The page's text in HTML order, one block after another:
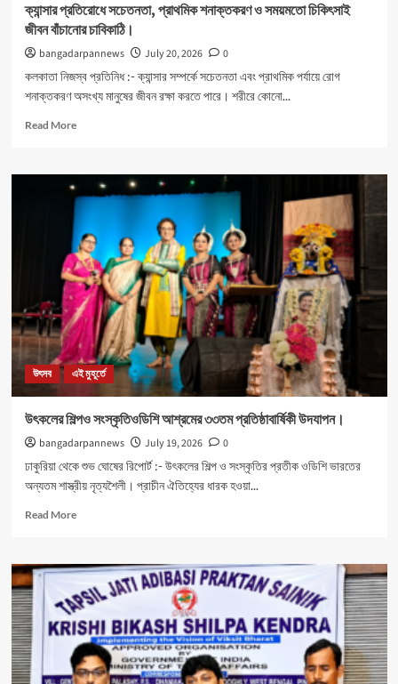
ক্যান্সার প্রতিরোধে সচেতনতা, প্রাথমিক শনাক্তকরণ ও সময়মতো চিকিৎসাই
জীবন বাঁচানোর চাবিকাঠি।
bangadarpannews July 20, 2026
0
কলকাতা নিজস্ব প্রতিনিধ :- ক্যান্সার সম্পর্কে সচেতনতা এবং প্রাথমিক পর্যায়ে রোগ
শনাক্তকরণ অসংখ্য মানুষের জীবন রক্ষা করতে পারে। শরীরে কোনো...
Read MoreRead
ক্যান্সার
প্রতিরোধে
সচেতনতা,
শনাক্তকরণ
ও
সময়মতো
চিকিৎসাই
জীবন
বাঁচানোর
চাবিকাঠি।
উৎসব এই মুহূর্তে
উৎকলের শিল্পও সংস্কৃতিওডিশি আশ্রমের ৩৩তম প্রতিষ্ঠাবার্ষিকী উদযাপন।
bangadarpannews July 19, 2026
0
ঢাকুরিয়া থেকে শুভ ঘোষের রিপোর্ট :- উৎকলের শিল্প ও সংস্কৃতির প্রতীক ওডিশি ভারতের
অন্যতম শাস্ত্রীয় নৃত্যশৈলী। প্রাচীন ঐতিহ্যের ধারক হওয়া...
Read MoreRead
উৎকলের
সংস্কৃতিওডিশি
আশ্রমের
৩৩তম
প্রতিষ্ঠাবার্ষিকী
উদযাপন।